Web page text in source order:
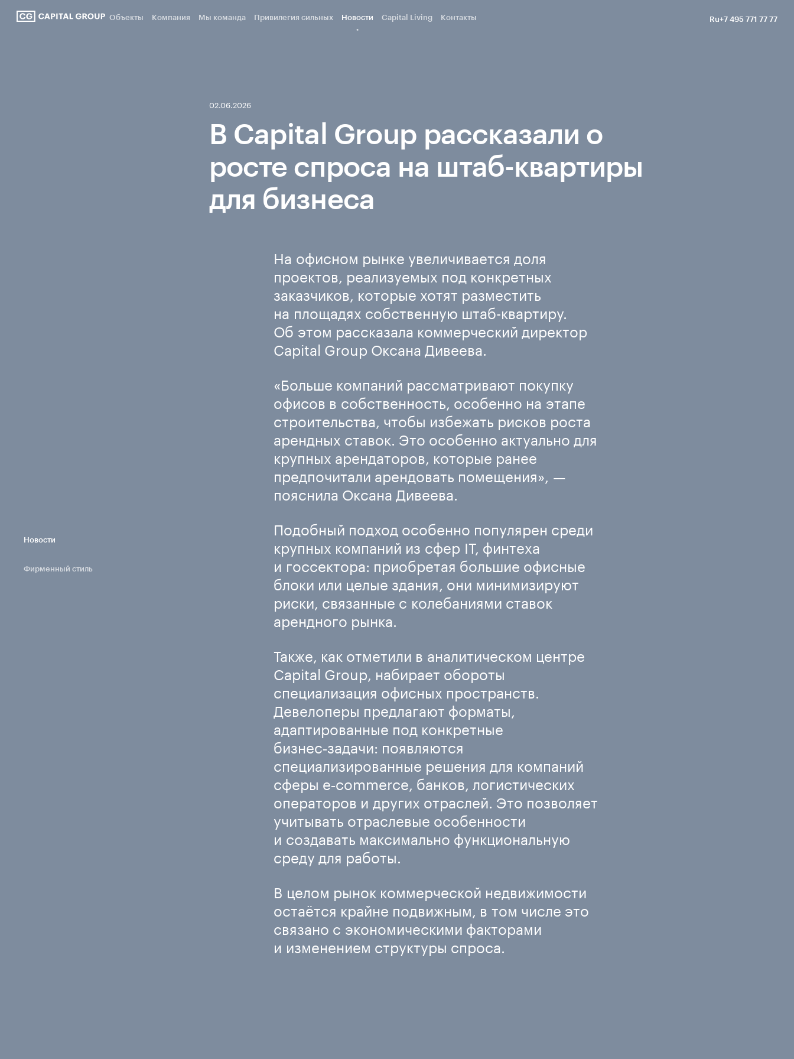
Объекты Компания Мы команда Привилегия сильных Новости Capital Living Контакты Ru+7 495 771 77 77
Новости
Фирменный стиль
02.06.2026
В Capital Group рассказали о
росте спроса на штаб-квартиры
для бизнеса
На офисном рынке увеличивается доля
проектов, реализуемых под конкретных
заказчиков, которые хотят разместить
на площадях собственную штаб-квартиру.
Об этом рассказала коммерческий директор
Capital Group Оксана Дивеева.
«Больше компаний рассматривают покупку
офисов в собственность, особенно на этапе
строительства, чтобы избежать рисков роста
арендных ставок. Это особенно актуально для
крупных арендаторов, которые ранее
предпочитали арендовать помещения», —
пояснила Оксана Дивеева.
Подобный подход особенно популярен среди
крупных компаний из сфер IT, финтеха
и госсектора: приобретая большие офисные
блоки или целые здания, они минимизируют
риски, связанные с колебаниями ставок
арендного рынка.
Также, как отметили в аналитическом центре
Capital Group, набирает обороты
специализация офисных пространств.
Девелоперы предлагают форматы,
адаптированные под конкретные
бизнес‑задачи: появляются
специализированные решения для компаний
сферы e‑commerce, банков, логистических
операторов и других отраслей. Это позволяет
учитывать отраслевые особенности
и создавать максимально функциональную
среду для работы.
В целом рынок коммерческой недвижимости
остаётся крайне подвижным, в том числе это
связано с экономическими факторами
и изменением структуры спроса.